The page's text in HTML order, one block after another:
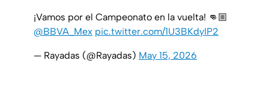
¡Vamos por el Campeonato en la vuelta! 👊🏼
@BBVA_Mex pic.twitter.com/1U3BKdyIP2
— Rayadas (@Rayadas) May 15, 2026